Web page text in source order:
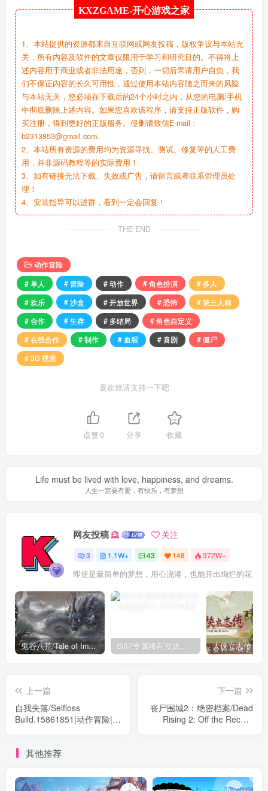
KXZGAME-开心游戏之家
1、本站提供的资源都来自互联网或网友投稿，版权争议与本站无
关，所有内容及软件的文章仅限用于学习和研究目的。不得将上
述内容用于商业或者非法用途，否则，一切后果请用户自负，我
们不保证内容的长久可用性，通过使用本站内容随之而来的风险
与本站无关，您必须在下载后的24个小时之内，从您的电脑/手机
中彻底删除上述内容。如果您喜欢该程序，请支持正版软件，购
买注册，得到更好的正版服务。侵删请致信E-mail：
b2313853@gmail.com.
2、本站所有资源的费用均为资源寻找、测试、修复等的人工费
用，并非源码教程等的实际费用！
3、如有链接无法下载、失效或广告，请留言或者联系管理员处
理！
4、安装指导可以进群，看到一定会回复！
THE END
动作冒险
# 单人
# 冒险 # 动作 # 角色扮演
# 多人
# 欢乐
# 沙盒 # 开放世界 # 恐怖
# 第三人称
# 合作
# 生存 # 多结局
# 角色自定义
# 在线合作
# 制作 # 血腥 # 喜剧
# 僵尸
# 3D 视觉
喜欢就请支持一下吧
点赞0 分享 收藏
Life must be lived with love, happiness, and dreams.
人生一定要有爱，有快乐，有梦想
网友投稿 关注
3 1.1W+ 43 148 372W+
即使是最简单的梦想，用心浇灌，也能开出绚烂的花
鬼谷八荒/Tale of Immortal v1.2.105.259|角色扮演|容量27.4GB|免安装绿色中文版 SVIP专属稀有资源下载 – 持续更新中
上一篇
自我失落/Selfloss
Build.15861851|动作冒险|容
下一篇
丧尸围城2：绝密档案/Dead
Rising 2: Off the Record
其他推荐